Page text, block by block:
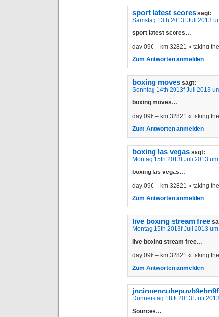
sport latest scores sagt:
Samstag 13th 2013f Juli 2013
sport latest scores…
day 096 – km 32821 « taking
Zum Antworten anmelden
boxing moves sagt:
Sonntag 14th 2013f Juli 2013
boxing moves…
day 096 – km 32821 « taking
Zum Antworten anmelden
boxing las vegas sagt:
Montag 15th 2013f Juli 2013
boxing las vegas…
day 096 – km 32821 « taking
Zum Antworten anmelden
live boxing stream free
Montag 15th 2013f Juli 2013
live boxing stream free…
day 096 – km 32821 « taking
Zum Antworten anmelden
Donnerstag 18th 2013f Juli
Sources…